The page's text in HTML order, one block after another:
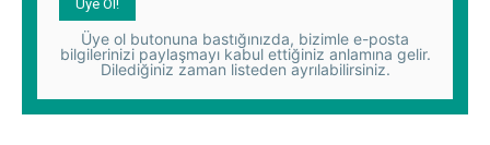
Üye ol butonuna bastığınızda, bizimle e-posta
bilgilerinizi paylaşmayı kabul ettiğiniz anlamına gelir.
Dilediğiniz zaman listeden ayrılabilirsiniz.